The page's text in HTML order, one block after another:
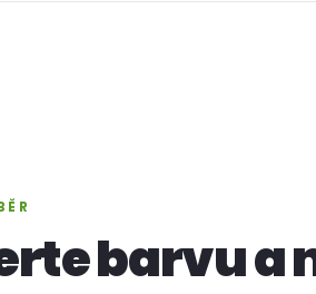
barvu a